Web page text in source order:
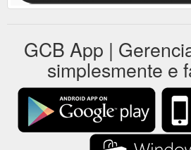
GCB App |
simplesmente e